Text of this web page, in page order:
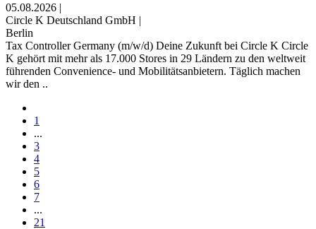
05.08.2026 |
Circle K Deutschland GmbH |
Berlin
Tax Controller Germany (m/w/d) Deine Zukunft bei Circle K Circle
K gehört mit mehr als 17.000 Stores in 29 Ländern zu den weltweit
führenden Convenience- und Mobilitätsanbietern. Täglich machen
wir den ..
1
...
3
4
5
6
7
...
21